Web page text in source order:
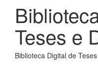
Teses e
Biblioteca Digital de